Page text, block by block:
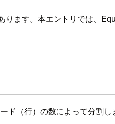
ます。本エントリでは、
（行）の数によって分割し